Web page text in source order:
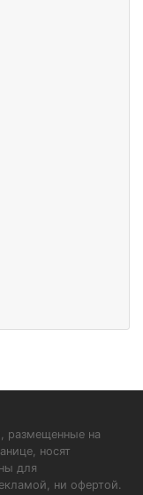
размещенные на
носят
для
ни офертой.